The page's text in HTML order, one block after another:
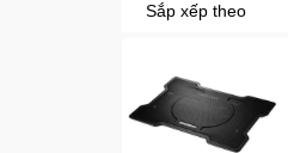
Sắp xếp theo